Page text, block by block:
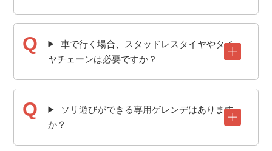
車で行く場合、スタッドレスタイヤやタイ
ヤチェーンは必要ですか？
ソリ遊びができる専用ゲレンデはあります
か？